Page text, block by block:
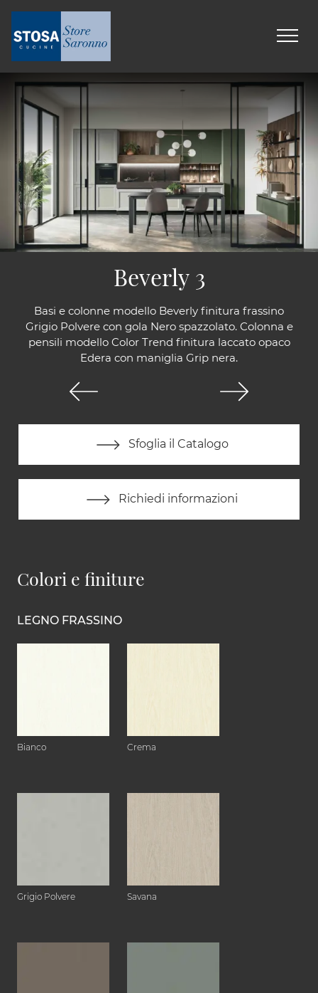
Basi e colonne modello Beverly finitura frassino
Grigio Polvere con gola Nero spazzolato. Colonna e
pensili modello Color Trend finitura laccato opaco
Edera con maniglia Grip nera.
Sfoglia il Catalogo
Richiedi informazioni
Beverly 3
Colori e finiture
LEGNO FRASSINO
Bianco Crema
Grigio Polvere Savana